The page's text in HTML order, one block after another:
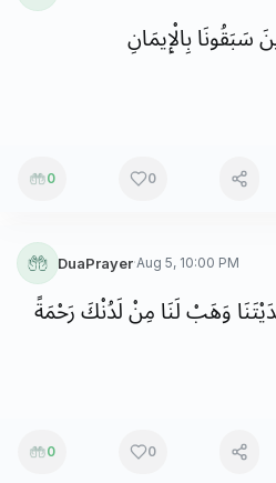
سَبَقُونَابِالْإِيمَانِ
0 0
DuaPrayer·Aug 5, 10:00 PM
وَهَبْلَنَامِنْلَدُنْكَرَحْمَةً
0 0